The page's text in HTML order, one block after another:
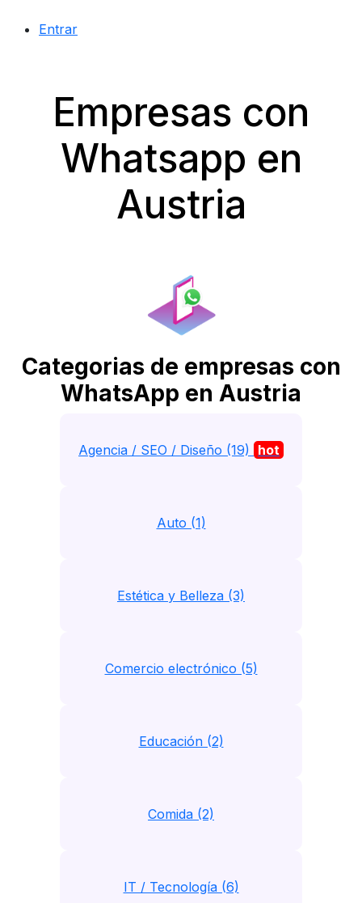
Entrar
Empresas con
Whatsapp en
Austria
Categorias de empresas con
WhatsApp en Austria
Agencia / SEO / Diseño (19) hot
Auto (1)
Estética y Belleza (3)
Comercio electrónico (5)
Educación (2)
Comida (2)
IT / Tecnología (6)